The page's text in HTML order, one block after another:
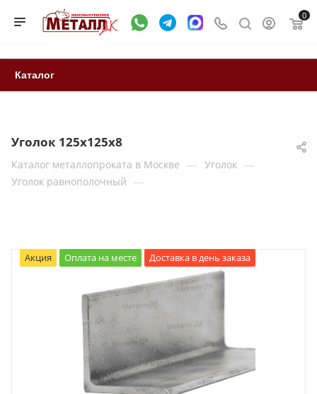
0
Каталог
Уголок 125х125х8
Каталог металлопроката в Москве — Уголок —
Уголок равнополочный —
Акция Оплата на месте Доставка в день заказа